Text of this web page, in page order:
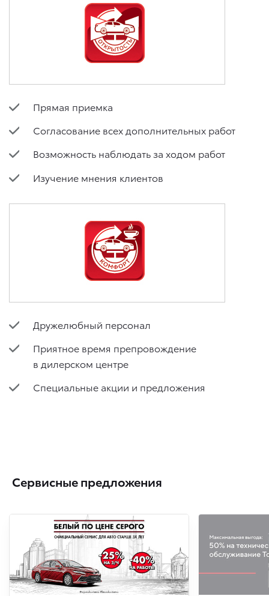
Прямая приемка
Согласование всех дополнительных работ
Возможность наблюдать за ходом работ
Изучение мнения клиентов
Дружелюбный персонал
Приятное время препровождение
в дилерском центре
Специальные акции и предложения
Сервисные предложения